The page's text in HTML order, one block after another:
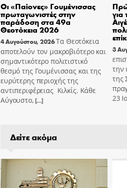
Οι «Παίονες» Γουμένισσας
πρωταγωνιστές στην
παράδοση στα 49α
Θεοτόκεια 2026
4 Αυγούστου, 2026Τα Θεοτόκεια
αποτελούν τον μακροβιότερο και
σημαντικότερο πολιτιστικό
θεσμό της Γουμένισσας και της
ευρύτερης περιοχής της
αντιπεριφέρειας Κιλκίς. Κάθε
Αύγουστο,[…]
για
3
την
της
23
Δείτε ακόμα